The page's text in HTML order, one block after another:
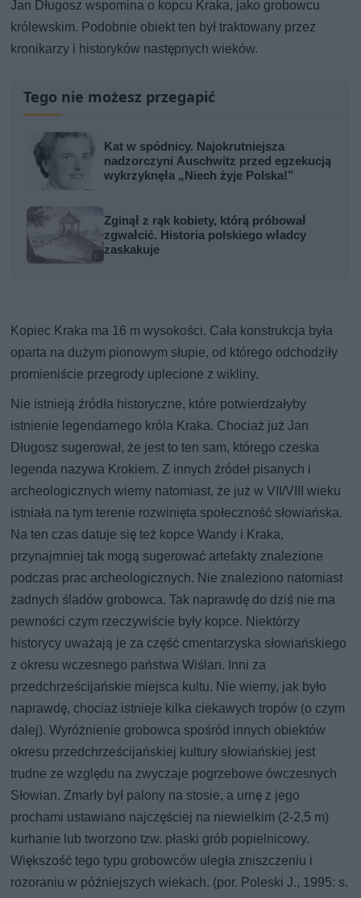
Jan Długosz wspomina o kopcu Kraka, jako grobowcu
królewskim. Podobnie obiekt ten był traktowany przez
kronikarzy i historyków następnych wieków.
Tego nie możesz przegapić
Kat w spódnicy. Najokrutniejsza
nadzorczyni Auschwitz przed egzekucją
wykrzyknęła „Niech żyje Polska!”
Zginął z rąk kobiety, którą próbował
zgwałcić. Historia polskiego władcy
zaskakuje
Kopiec Kraka ma 16 m wysokości. Cała konstrukcja była
oparta na dużym pionowym słupie, od którego odchodziły
promieniście przegrody uplecione z wikliny.
Nie istnieją źródła historyczne, które potwierdzałyby
istnienie legendarnego króla Kraka. Chociaż już Jan
Długosz sugerował, że jest to ten sam, którego czeska
legenda nazywa Krokiem. Z innych źródeł pisanych i
archeologicznych wiemy natomiast, że już w VII/VIII wieku
istniała na tym terenie rozwinięta społeczność słowiańska.
Na ten czas datuje się też kopce Wandy i Kraka,
przynajmniej tak mogą sugerować artefakty znalezione
podczas prac archeologicznych. Nie znaleziono natomiast
żadnych śladów grobowca. Tak naprawdę do dziś nie ma
pewności czym rzeczywiście były kopce. Niektórzy
historycy uważają je za część cmentarzyska słowiańskiego
z okresu wczesnego państwa Wiślan. Inni za
przedchrześcijańskie miejsca kultu. Nie wiemy, jak było
naprawdę, chociaż istnieje kilka ciekawych tropów (o czym
dalej). Wyróżnienie grobowca spośród innych obiektów
okresu przedchrześcijańskiej kultury słowiańskiej jest
trudne ze względu na zwyczaje pogrzebowe ówczesnych
Słowian. Zmarły był palony na stosie, a urnę z jego
prochami ustawiano najczęściej na niewielkim (2-2,5 m)
kurhanie lub tworzono tzw. płaski grób popielnicowy.
Większość tego typu grobowców uległa zniszczeniu i
rozoraniu w późniejszych wiekach. (por. Poleski J., 1995: s.